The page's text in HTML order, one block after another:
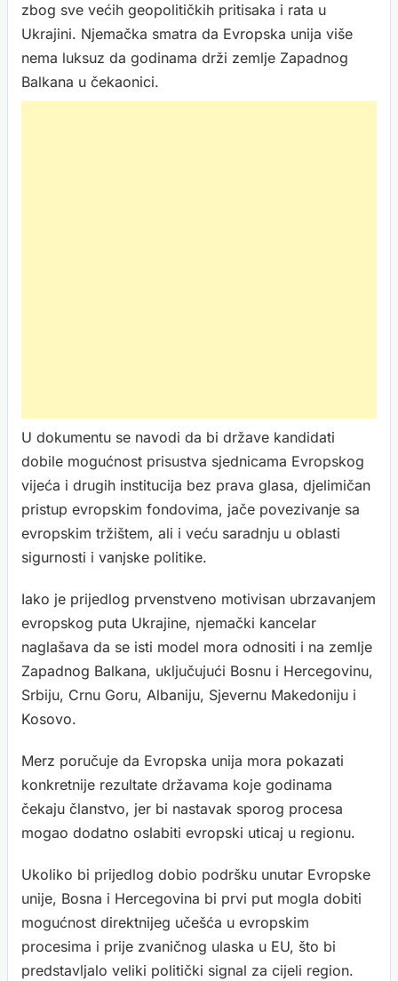
zbog sve većih geopolitičkih pritisaka i rata u
Ukrajini. Njemačka smatra da Evropska unija više
nema luksuz da godinama drži zemlje Zapadnog
Balkana u čekaonici.
U dokumentu se navodi da bi države kandidati
dobile mogućnost prisustva sjednicama Evropskog
vijeća i drugih institucija bez prava glasa, djelimičan
pristup evropskim fondovima, jače povezivanje sa
evropskim tržištem, ali i veću saradnju u oblasti
sigurnosti i vanjske politike.
Iako je prijedlog prvenstveno motivisan ubrzavanjem
evropskog puta Ukrajine, njemački kancelar
naglašava da se isti model mora odnositi i na zemlje
Zapadnog Balkana, uključujući Bosnu i Hercegovinu,
Srbiju, Crnu Goru, Albaniju, Sjevernu Makedoniju i
Kosovo.
Merz poručuje da Evropska unija mora pokazati
konkretnije rezultate državama koje godinama
čekaju članstvo, jer bi nastavak sporog procesa
mogao dodatno oslabiti evropski uticaj u regionu.
Ukoliko bi prijedlog dobio podršku unutar Evropske
unije, Bosna i Hercegovina bi prvi put mogla dobiti
mogućnost direktnijeg učešća u evropskim
procesima i prije zvaničnog ulaska u EU, što bi
predstavljalo veliki politički signal za cijeli region.